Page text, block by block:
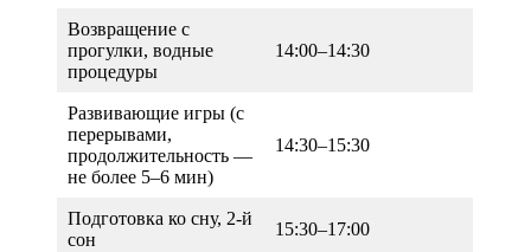
Возвращение с
прогулки, водные
процедуры
14:00–14:30
Развивающие игры (с
перерывами,
продолжительность —
не более 5–6 мин)
14:30–15:30
Подготовка ко сну, 2-й
сон
15:30–17:00